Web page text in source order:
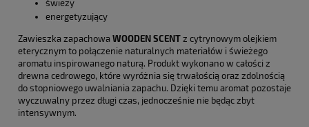
świeży
energetyzujący
Zawieszka zapachowa WOODEN SCENT z cytrynowym olejkiem
eterycznym to połączenie naturalnych materiałów i świeżego
aromatu inspirowanego naturą. Produkt wykonano w całości z
drewna cedrowego, które wyróżnia się trwałością oraz zdolnością
do stopniowego uwalniania zapachu. Dzięki temu aromat pozostaje
wyczuwalny przez długi czas, jednocześnie nie będąc zbyt
intensywnym.